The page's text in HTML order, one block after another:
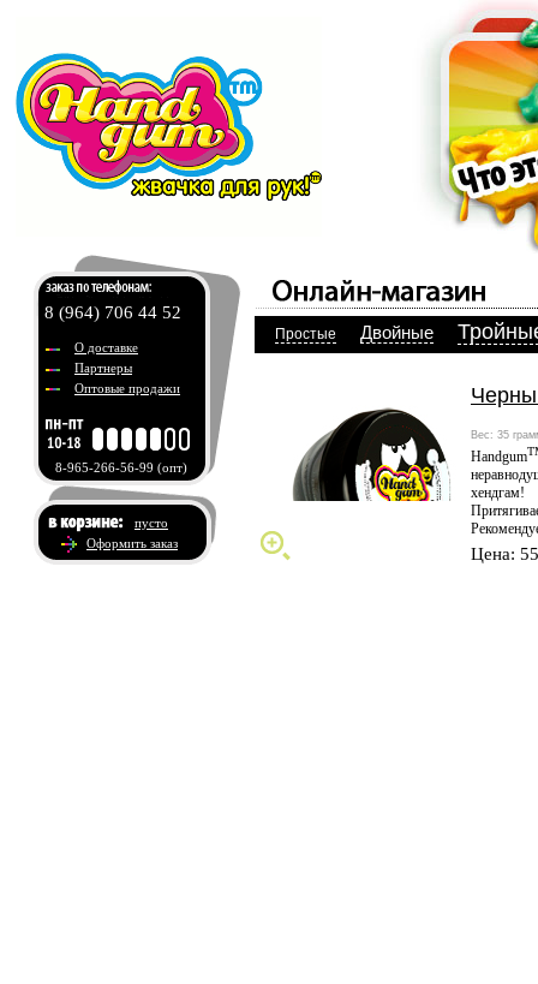
О доставке
Партнеры
Оптовые продажи
пусто
Оформить заказ
8 (964) 706 44 52
8-965-266-56-99 (опт)
Простые Двойные
Вес: 35
Handgum
хендгам!
Цена: